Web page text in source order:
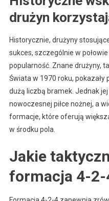
drużyn
Historycznie, drużyny
sukces, szczególnie w
popularność. Znane drużyny,
Świata w 1970 roku, pokazały
dużą liczbą bramek. Jednak
nowoczesnej piłce nożnej, a
formacje, które oferują
w środku pola.
Jakie
formacja 4-2-